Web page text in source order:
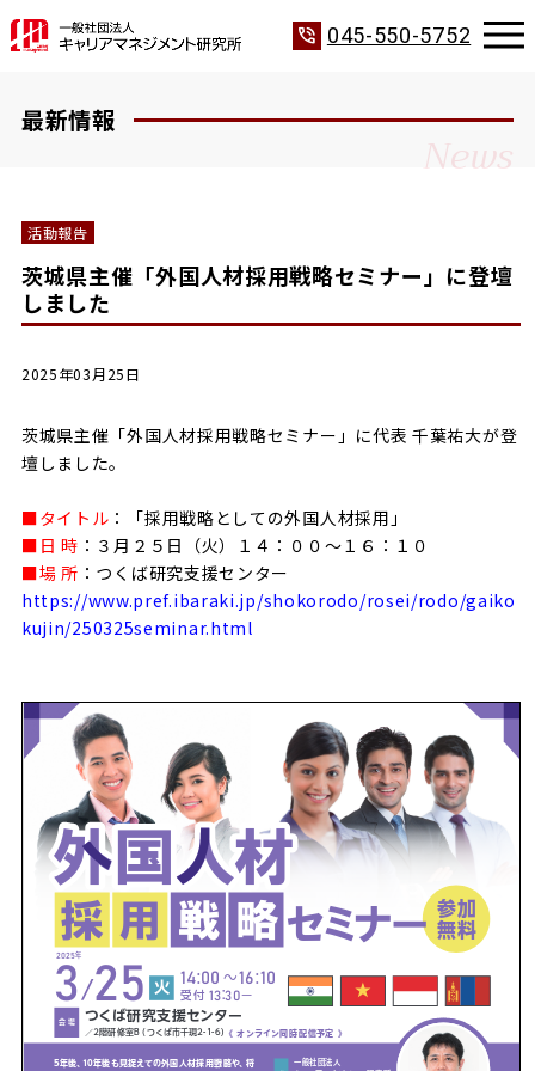
phone_in_talk 045-550-5752
最新情報
News
活動報告
茨城県主催「外国人材採用戦略セミナー」に登壇
しました
2025年03月25日
茨城県主催「外国人材採用戦略セミナー」に代表 千葉祐大が登
壇しました。
■タイトル ：「採用戦略としての外国人材採用」
■日 時 ：３月２５日（火）１４：００～１６：１０
■場 所 ：つくば研究支援センター
https://www.pref.ibaraki.jp/shokorodo/rosei/rodo/gaiko
kujin/250325seminar.html